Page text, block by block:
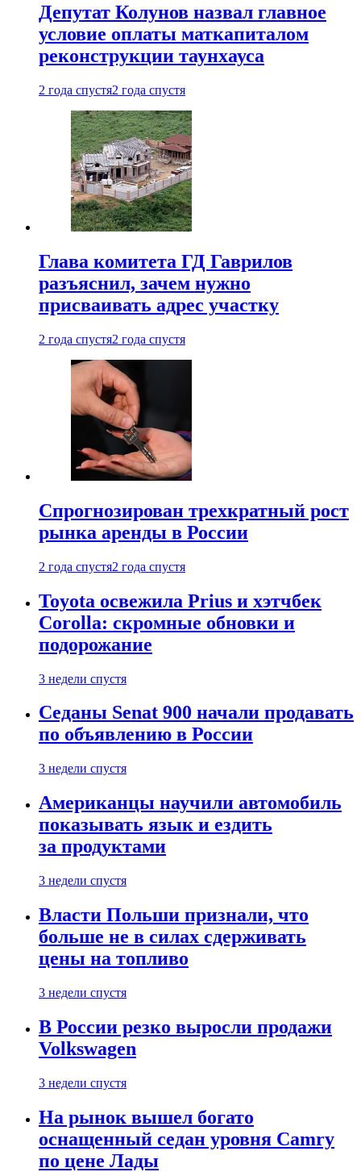
Депутат Колунов назвал главное
условие оплаты маткапиталом
реконструкции таунхауса
2 года спустя2 года спустя
Глава комитета ГД Гаврилов
разъяснил, зачем нужно
присваивать адрес участку
2 года спустя2 года спустя
Спрогнозирован трехкратный рост
рынка аренды в России
2 года спустя2 года спустя
Toyota освежила Prius и хэтчбек
Corolla: скромные обновки и
подорожание
3 недели спустя
Седаны Senat 900 начали продавать
по объявлению в России
3 недели спустя
Американцы научили автомобиль
показывать язык и ездить
за продуктами
3 недели спустя
Власти Польши признали, что
больше не в силах сдерживать
цены на топливо
3 недели спустя
В России резко выросли продажи
Volkswagen
3 недели спустя
На рынок вышел богато
оснащенный седан уровня Camry
по цене Лады